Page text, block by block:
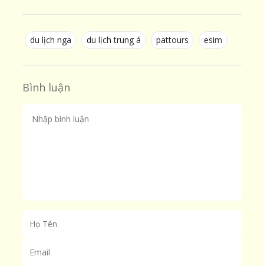
du lịch nga du lịch trung á pattours esim
Bình luận